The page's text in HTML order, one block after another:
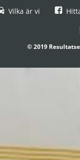
Vilka är vi
© 2019